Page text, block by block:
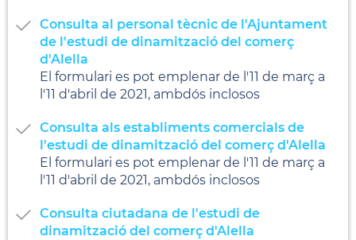
Consulta al personal tècnic de l'Ajuntament
de l'estudi de dinamització del comerç
d'Alella
El formulari es pot emplenar de l'11 de març a
l'11 d'abril de 2021, ambdós inclosos
Consulta als establiments comercials de
l'estudi de dinamització del comerç d'Alella
El formulari es pot emplenar de l'11 de març a
l'11 d'abril de 2021, ambdós inclosos
Consulta ciutadana de l'estudi de
dinamització del comerç d'Alella